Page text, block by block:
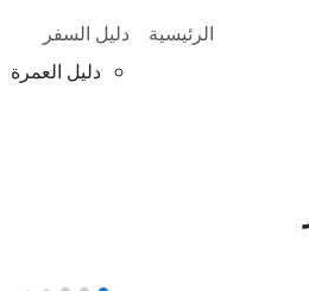
الرئيسية
دليل السفر
دليل العمرة